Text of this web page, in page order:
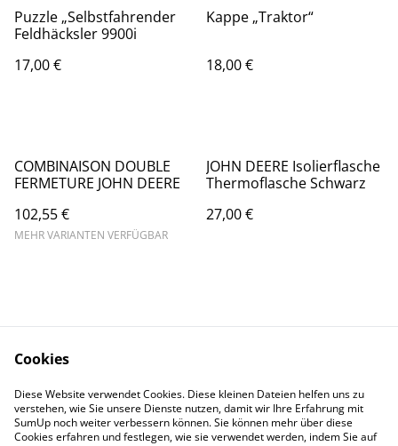
Puzzle „Selbstfahrender
Feldhäcksler 9900i
17,00 €
Kappe „Traktor“
18,00 €
COMBINAISON DOUBLE
FERMETURE JOHN DEERE
102,55 €
MEHR VARIANTEN VERFÜGBAR
JOHN DEERE Isolierflasche
Thermoflasche Schwarz
27,00 €
Bestimmungen
Datenschutzbestimm
ungen von SumUp
Cookie-Richtlinie
Cookies
Diese Website verwendet Cookies. Diese kleinen Dateien helfen uns zu
verstehen, wie Sie unsere Dienste nutzen, damit wir Ihre Erfahrung mit
SumUp noch weiter verbessern können. Sie können mehr über diese
Cookies erfahren und festlegen, wie sie verwendet werden, indem Sie auf